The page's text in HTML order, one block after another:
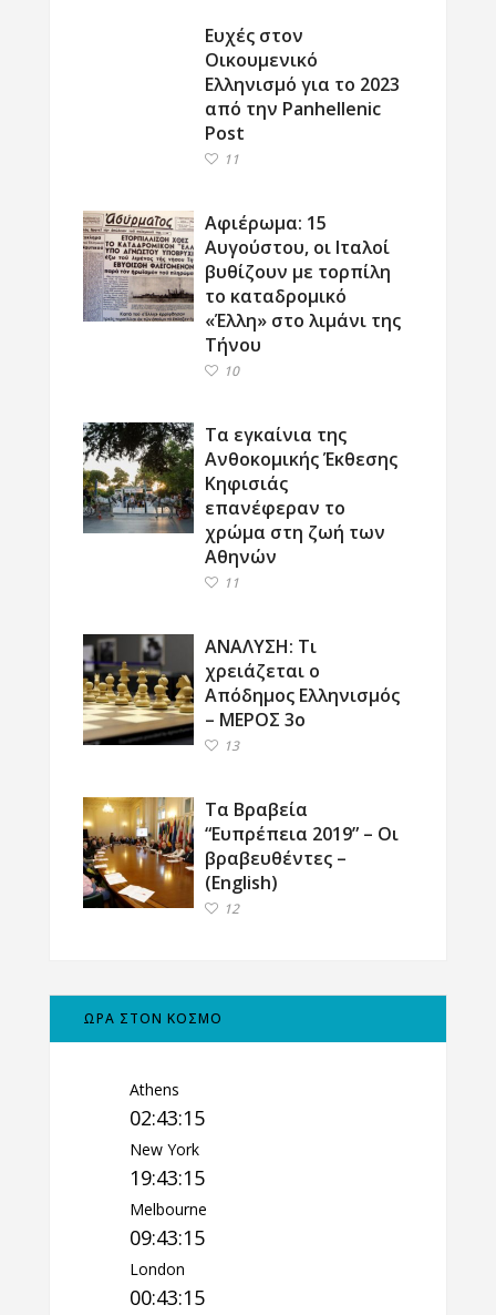
Ευχές στον
Οικουμενικό
Ελληνισμό για το 2023
από την Panhellenic
Post
11
Αφιέρωμα: 15
Αυγούστου, οι Ιταλοί
βυθίζουν με τορπίλη
το καταδρομικό
«Έλλη» στο λιμάνι της
Τήνου
10
Τα εγκαίνια της
Ανθοκομικής Έκθεσης
Κηφισιάς
επανέφεραν το
χρώμα στη ζωή των
Αθηνών
11
ΑΝΑΛΥΣΗ: Τι
χρειάζεται ο
Απόδημος Ελληνισμός
– ΜΕΡΟΣ 3ο
13
Τα Βραβεία
“Ευπρέπεια 2019” – Οι
βραβευθέντες –
(English)
12
ΩΡΑ ΣΤΟΝ ΚΟΣΜΟ
Athens
02:43:16
New York
19:43:16
Melbourne
09:43:16
London
00:43:16